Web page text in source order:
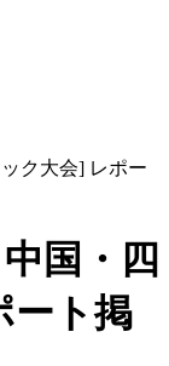
ク大会] レポー
国・四
ート掲